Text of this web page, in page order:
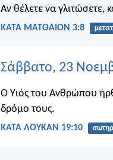
Αν θέλετε να γλιτώσετε,
ΚΑΤΑ ΜΑΤΘΑΙΟΝ 3:8
Σάββατο, 23
Ο Υιός του Ανθρώπου
δρόμο τους.
ΚΑΤΑ ΛΟΥΚΑΝ 19:10